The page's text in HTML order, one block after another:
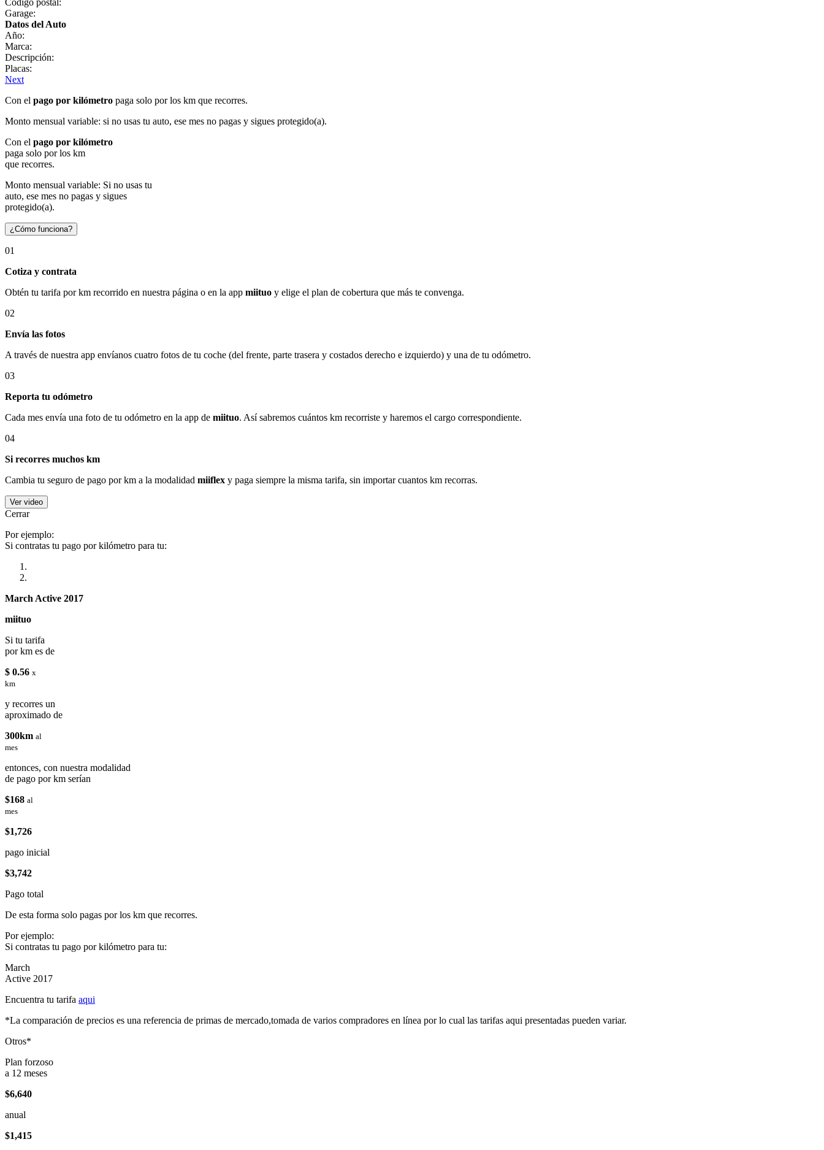
Garage:
Datos del Auto
Año:
Marca:
Descripción:
Placas:
Next
Con el pago por kilómetro paga solo por los km que recorres.
Monto mensual variable: si no usas tu auto, ese mes no pagas y sigues protegido(a).
Con el pago por kilómetro
paga solo por los km
que recorres.
Monto mensual variable: Si no usas tu
auto, ese mes no pagas y sigues
protegido(a).
¿Cómo funciona?
01
Cotiza y contrata
Obtén tu tarifa por km recorrido en nuestra página o en la app miituo y elige el plan de cobertura que más te convenga.
02
Envía las fotos
A través de nuestra app envíanos cuatro fotos de tu coche (del frente, parte trasera y costados derecho e izquierdo) y una de tu odómetro.
03
Reporta tu odómetro
Cada mes envía una foto de tu odómetro en la app de miituo. Así sabremos cuántos km recorriste y haremos el cargo correspondiente.
04
Si recorres muchos km
Cambia tu seguro de pago por km a la modalidad miiflex y paga siempre la misma tarifa, sin importar cuantos km recorras.
Ver video
Cerrar
Por ejemplo:
Si contratas tu pago por kilómetro para tu:
March Active 2017
miituo
Si tu tarifa
por km es de
$ 0.56 x
km
y recorres un
aproximado de
300km al
mes
entonces, con nuestra modalidad
de pago por km serían
$168 al
mes
$1,726
pago inicial
$3,742
Pago total
De esta forma solo pagas por los km que recorres.
Por ejemplo:
Si contratas tu pago por kilómetro para tu:
March
Active 2017
Encuentra tu tarifa aqui
*La comparación de precios es una referencia de primas de mercado,tomada de varios compradores en línea por lo cual las tarifas aqui presentadas pueden variar.
Otros*
Plan forzoso
a 12 meses
$6,640
anual
$1,415